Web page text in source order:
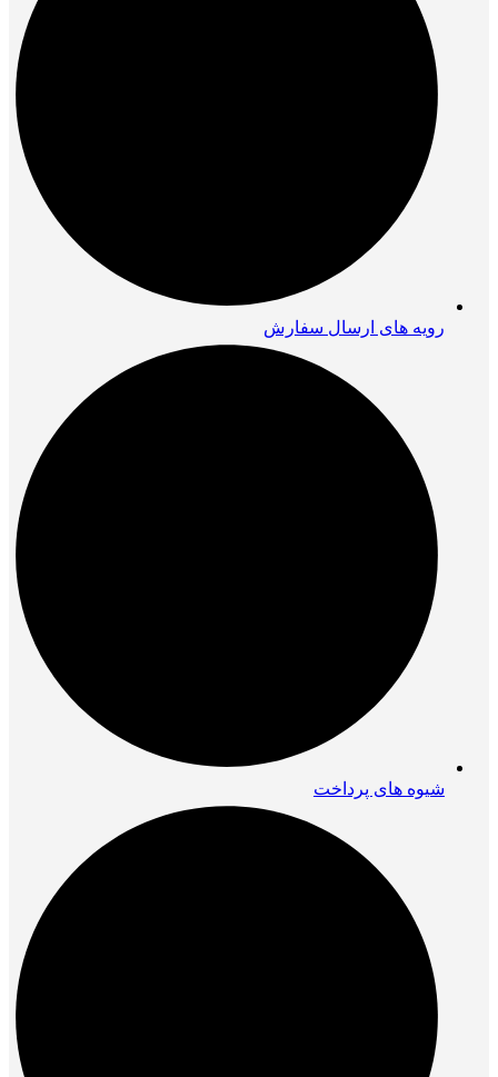
رویه های ارسال سفارش
شیوه های پرداخت